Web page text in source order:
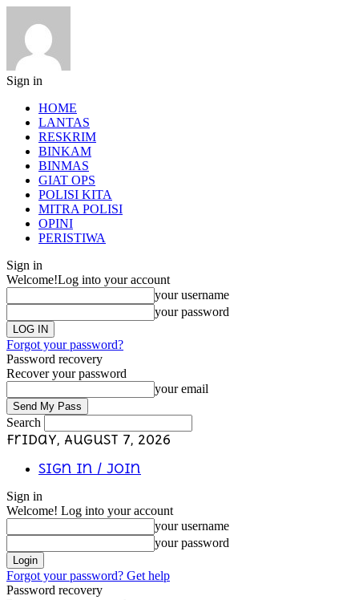
Sign in
HOME
LANTAS
RESKRIM
BINKAM
BINMAS
GIAT OPS
POLISI KITA
MITRA POLISI
OPINI
PERISTIWA
Sign in
Welcome!Log into your account
your username
your password
Forgot your password?
Password recovery
Recover your password
your email
Search
Friday, August 7, 2026
Sign in / Join
Sign in
Welcome! Log into your account
your username
your password
Forgot your password? Get help
Password recovery